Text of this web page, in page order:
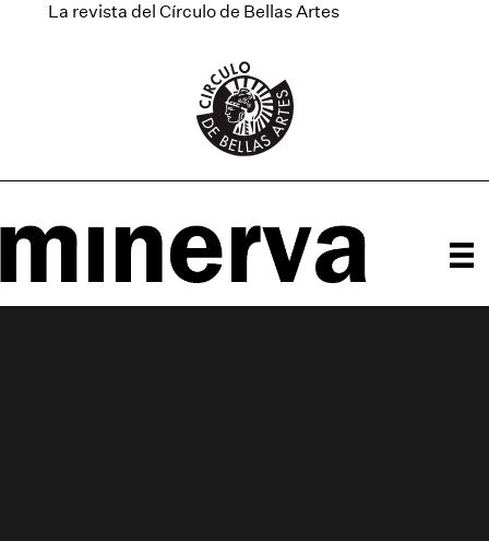
La revista del Círculo de Bellas Artes